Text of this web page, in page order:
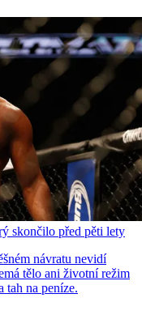
skončilo před pěti lety
návratu nevidí
tělo ani životní režim
tah na peníze.